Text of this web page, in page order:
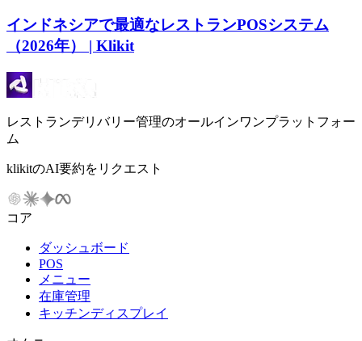
インドネシアで最適なレストランPOSシステム
（2026年） | Klikit
レストランデリバリー管理のオールインワンプラットフォー
ム
klikitのAI要約をリクエスト
コア
ダッシュボード
POS
メニュー
在庫管理
キッチンディスプレイ